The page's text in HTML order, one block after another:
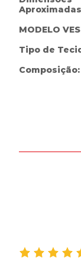
Aproximadas
MODELO
Tipo de
Composição: